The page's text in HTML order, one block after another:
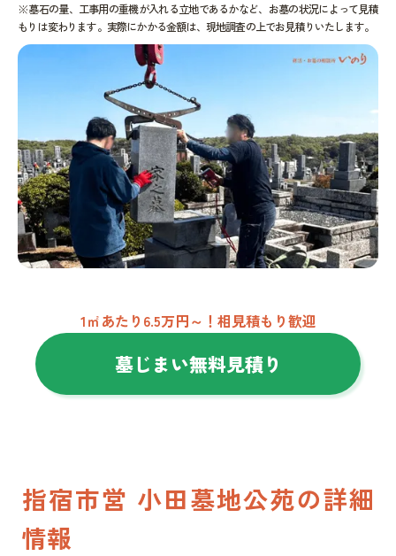
※墓石の量、工事用の重機が入れる立地であるかなど、お墓の状況によって見積
もりは変わります。実際にかかる金額は、現地調査の上でお見積りいたします。
1㎡あたり6.5万円～！相見積もり歓迎
墓じまい無料見積り
指宿市営 小田墓地公苑の詳細
情報